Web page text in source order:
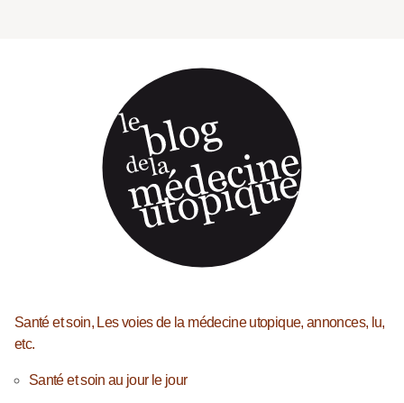
Santé et soin, Les voies de la médecine utopique, annonces, lu,
etc.
Santé et soin au jour le jour